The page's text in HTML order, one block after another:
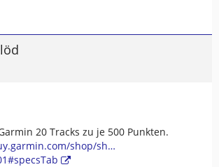
20 Tracks zu je 500 Punkten.
shop/sh…